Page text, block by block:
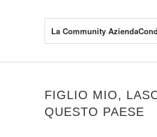
La Community
FIGLIO MIO,
QUESTO PAESE